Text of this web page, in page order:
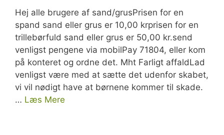
Hej alle brugere af sand/grusPrisen for en
spand sand eller grus er 10,00 krprisen for en
trillebørfuld sand eller grus er 50,00 kr.send
venligst pengene via mobilPay 71804, eller kom
på konteret og ordne det. Mht Farligt affaldLad
venligst være med at sætte det udenfor skabet,
vi vil nødigt have at børnene kommer til skade.
… Læs Mere